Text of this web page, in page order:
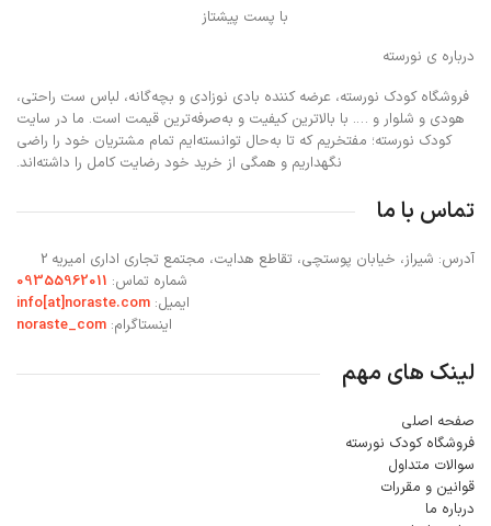
با پست پیشتاز
درباره ی نورسته
فروشگاه کودک نورسته، عرضه کننده بادی نوزادی و بچه‌گانه، لباس ست راحتی،
هودی و شلوار و …. با بالاترین کیفیت و به‌صرفه‌ترین قیمت است. ما در سایت
کودک نورسته؛ مفتخریم که تا به‌حال توانسته‌ایم تمام مشتریان خود را راضی
نگهداریم و همگی از خرید خود رضایت کامل را داشته‌اند.
تماس با ما
آدرس: شیراز، خیابان پوستچی، تقاطع هدایت، مجتمع تجاری اداری امیریه 2
شماره تماس: 09355962011
ایمیل: info[at]noraste.com
اینستاگرام: noraste_com
لینک های مهم
صفحه اصلی
فروشگاه کودک نورسته
سوالات متداول
قوانین و مقررات
درباره ما